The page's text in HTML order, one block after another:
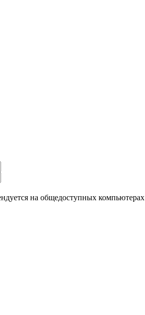
на общедоступных компьютерах